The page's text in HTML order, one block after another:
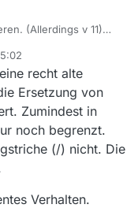
(Allerdings v 11)
mit Punkten
Idee.
recht alte
Ersetzung von
Zumindest in
noch begrenzt.
(/) nicht. Die
Verhalten.